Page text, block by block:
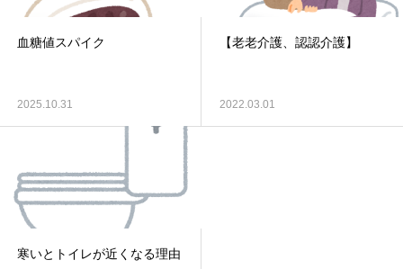
血糖値スパイク
2025.10.31
【老老介護、認認介護】
2022.03.01
寒いとトイレが近くなる理由